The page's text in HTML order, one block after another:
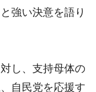
と強い決意を語り
し、支持母体の
自民党を応援す